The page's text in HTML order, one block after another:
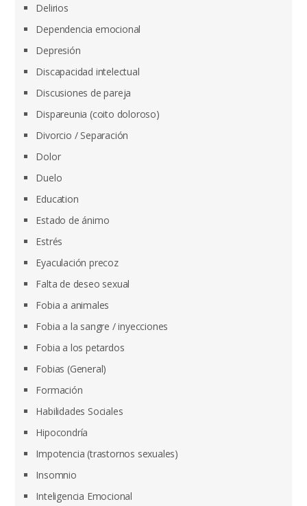
Delirios
Dependencia emocional
Depresión
Discapacidad intelectual
Discusiones de pareja
Dispareunia (coito doloroso)
Divorcio / Separación
Dolor
Duelo
Education
Estado de ánimo
Estrés
Eyaculación precoz
Falta de deseo sexual
Fobia a animales
Fobia a la sangre / inyecciones
Fobia a los petardos
Fobias (General)
Formación
Habilidades Sociales
Hipocondría
Impotencia (trastornos sexuales)
Insomnio
Inteligencia Emocional